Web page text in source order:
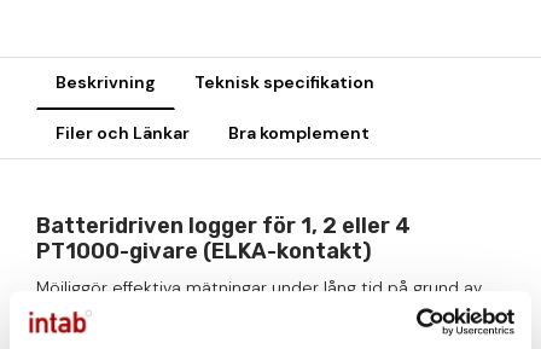
Beskrivning Teknisk specifikation
Filer och Länkar Bra komplement
Batteridriven logger för 1, 2 eller 4
PT1000-givare (ELKA-kontakt)
Möjliggör effektiva mätningar under lång tid på grund av
bra batteritid.